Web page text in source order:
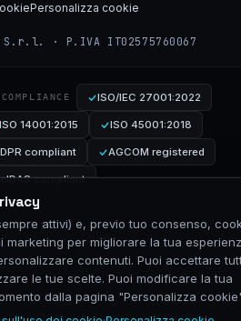
attivi) e, previo tuo consenso,
marketing per migliorare la tua
contenuti. Puoi accettare
le tue scelte. Puoi modificare la tua
dalla pagina "Personalizza
Personalizza cookie
· P.IVA IT02575760067
ISO/IEC 27001:2022
ISO 14001:2015 ISO 45001:2018
compliant AGCOM registered
eIDAS compliant